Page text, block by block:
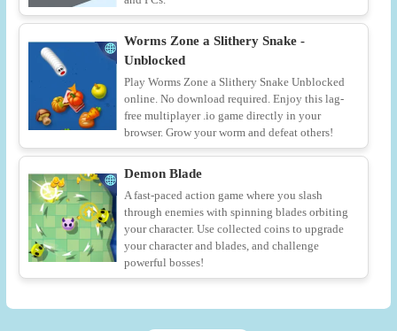
Worms Zone a Slithery Snake -
Unblocked
Play Worms Zone a Slithery Snake Unblocked
online. No download required. Enjoy this lag-
free multiplayer .io game directly in your
browser. Grow your worm and defeat others!
Demon Blade
A fast-paced action game where you slash
through enemies with spinning blades orbiting
your character. Use collected coins to upgrade
your character and blades, and challenge
powerful bosses!